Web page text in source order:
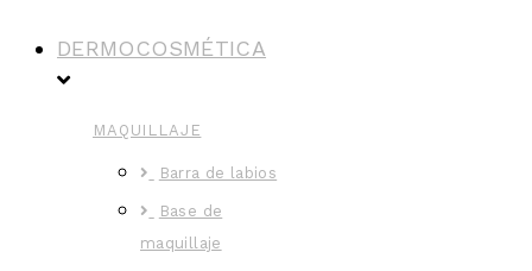
DERMOCOSMÉTICA
MAQUILLAJE
Barra de labios
Base de
maquillaje